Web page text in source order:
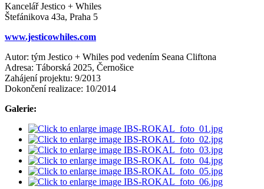
Kancelář Jestico + Whiles
Štefánikova 43a, Praha 5
www.jesticowhiles.com
Autor: tým Jestico + Whiles pod vedením Seana Cliftona
Adresa: Táborská 2025, Černošice
Zahájení projektu: 9/2013
Dokončení realizace: 10/2014
Galerie: